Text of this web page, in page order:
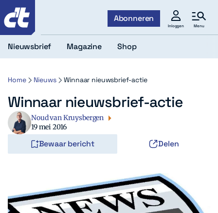
Abonneren
Inloggen Menu
Nieuwsbrief Magazine Shop
Home Nieuws Winnaar nieuwsbrief-actie
Winnaar nieuwsbrief-actie
Noud van Kruysbergen
19 mei 2016
Bewaar bericht Delen